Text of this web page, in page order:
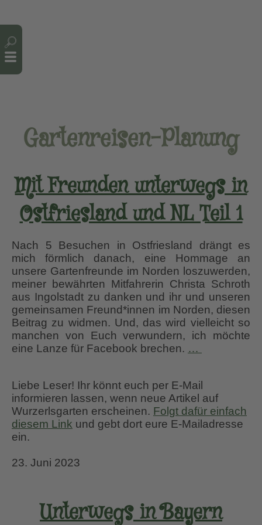
Gartenreisen-Planung
Mit Freunden unterwegs in
Ostfriesland und NL Teil 1
Nach 5 Besuchen in Ostfriesland drängt es
mich förmlich danach, eine Hommage an
unsere Gartenfreunde im Norden loszuwerden,
meiner bewährten Mitfahrerin Christa Schroth
aus Ingolstadt zu danken und ihr und unseren
gemeinsamen Freund*innen im Norden, diesen
Beitrag zu widmen. Und, das wird vielleicht so
manchen von Euch verwundern, ich möchte
eine Lanze für Facebook brechen. …
in
Ostfriesland
und
NL
Liebe Leser! Ihr könnt euch per E-Mail
informieren lassen, wenn neue Artikel auf
Wurzerlsgarten erscheinen. Folgt dafür einfach
diesem Link und gebt dort eure E-Mailadresse
ein.
23. Juni 2023
Unterwegs in Bayern